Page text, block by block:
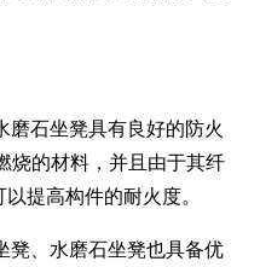
石坐凳具有良好的防火
烧的材料，并且由于其纤
提高构件的耐火度。
、水磨石坐凳也具备优